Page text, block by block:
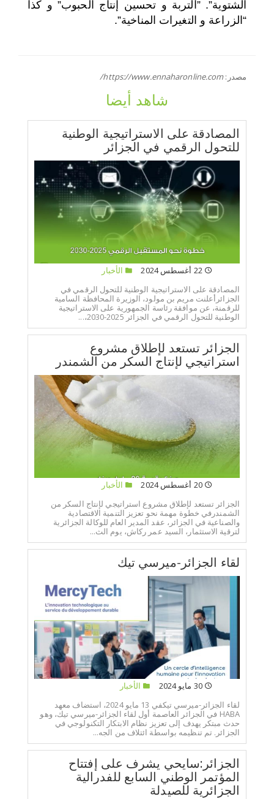
الشتوية”. ”التربة و تحسين إنتاج الحبوب” و كذا
“الزراعة و التغيرات المناخية”.
مصدر:https://www.ennaharonline.com/
شاهد أيضا
المصادقة على الاستراتيجية الوطنية
للتحول الرقمي في الجزائر
22 أغسطس 2024
الأخبار
المصادقة على الاستراتيجية الوطنية للتحول الرقمي في
الجزائرأعلنت مريم بن مولود، الوزيرة المحافظة السامية
للرقمنة، عن موافقة رئاسة الجمهورية على الاستراتيجية
الوطنية للتحول الرقمي في الجزائر 2025-2030،...
الجزائر تستعد لإطلاق مشروع
استراتيجي لإنتاج السكر من الشمندر
20 أغسطس 2024
الأخبار
الجزائر تستعد لإطلاق مشروع استراتيجي لإنتاج السكر من
الشمندرفي خطوة مهمة نحو تعزيز التنمية الاقتصادية
والصناعية في الجزائر، عقد المدير العام للوكالة الجزائرية
لترقية الاستثمار، السيد عمر ركاش، يوم الث...
لقاء الجزائر-ميرسي تيك
30 مايو 2024
الأخبار
لقاء الجزائر-ميرسي تيكفي 13 مايو 2024، استضاف معهد
HABA في الجزائر العاصمة أول لقاء الجزائر-ميرسي تيك، وهو
حدث مبتكر يهدف إلى تعزيز نظام الابتكار التكنولوجي في
الجزائر. تم تنظيمه بواسطة ائتلاف من الجه...
الجزائر:سايحي يشرف على إفتتاح
المؤتمر الوطني السابع للفدرالية
الجزائرية للصيدلة